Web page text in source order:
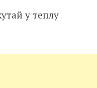
у теплу